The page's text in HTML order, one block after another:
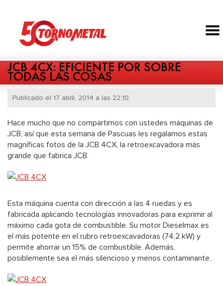
JCB 4CX: EFICIENTE POR SOBRE
TODAS LAS COSAS
Publicado el 17 abril, 2014 a las 22:10.
Hace mucho que no compartimos con ustedes máquinas de
JCB, así que esta semana de Pascuas les regalamos estas
magníficas fotos de la JCB 4CX, la retroexcavadora más
grande que fabrica JCB.
Esta máquina cuenta con dirección a las 4 ruedas y es
fabricada aplicando tecnologías innovadoras para exprimir al
máximo cada gota de combustible. Su motor Dieselmax es
el más potente en el rubro retroexcavadoras (74,2 kW) y
permite ahorrar un 15% de combustible. Además,
posiblemente sea el más silencioso y menos contaminante.